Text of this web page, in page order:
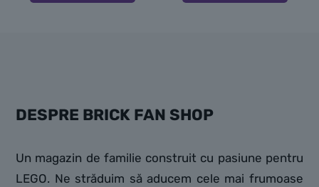
DESPRE BRICK FAN SHOP
Un magazin de familie construit cu pasiune pentru
LEGO. Ne străduim să aducem cele mai frumoase